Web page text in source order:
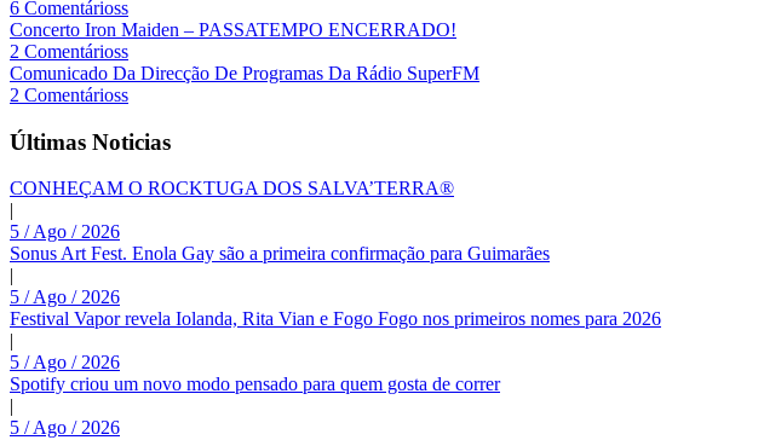
6 Comentárioss
Concerto Iron Maiden – PASSATEMPO ENCERRADO!
2 Comentárioss
Comunicado Da Direcção De Programas Da Rádio SuperFM
2 Comentárioss
Últimas Noticias
CONHEÇAM O ROCKTUGA DOS SALVA’TERRA®
|
5 / Ago / 2026
Sonus Art Fest. Enola Gay são a primeira confirmação para Guimarães
|
5 / Ago / 2026
Festival Vapor revela Iolanda, Rita Vian e Fogo Fogo nos primeiros nomes para 2026
|
5 / Ago / 2026
Spotify criou um novo modo pensado para quem gosta de correr
|
5 / Ago / 2026